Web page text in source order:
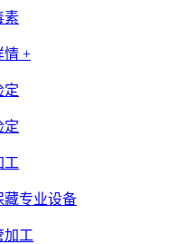
素
情 +
定
定
工
藏专业设备
加工